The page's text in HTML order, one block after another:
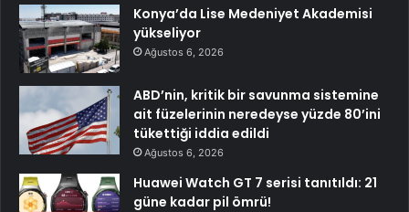
Konya’da Lise Medeniyet Akademisi
yükseliyor
Ağustos 6, 2026
ABD’nin, kritik bir savunma sistemine
ait füzelerinin neredeyse yüzde 80’ini
tükettiği iddia edildi
Ağustos 6, 2026
Huawei Watch GT 7 serisi tanıtıldı: 21
güne kadar pil ömrü!